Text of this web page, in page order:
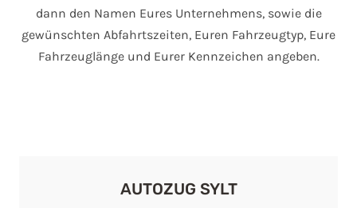
dann den Namen Eures Unternehmens, sowie die
gewünschten Abfahrtszeiten, Euren Fahrzeugtyp, Eure
Fahrzeuglänge und Eurer Kennzeichen angeben.
AUTOZUG SYLT